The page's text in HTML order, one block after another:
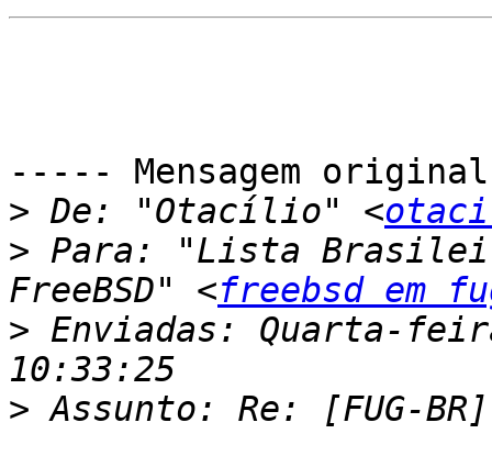
----- Mensagem
> De: "Otacílio" <
> Para: "Lista
FreeBSD" <freebsd em
> Enviadas: Quarta-
>